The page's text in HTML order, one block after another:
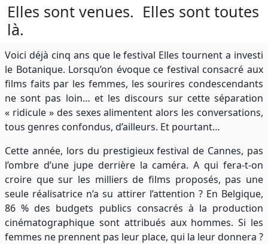
Elles sont venues. Elles sont toutes
là.
Voici déjà cinq ans que le festival Elles tournent a investi
le Botanique. Lorsqu’on évoque ce festival consacré aux
films faits par les femmes, les sourires condescendants
ne sont pas loin… et les discours sur cette séparation
« ridicule » des sexes alimentent alors les conversations,
tous genres confondus, d’ailleurs. Et pourtant…
Cette année, lors du prestigieux festival de Cannes, pas
l’ombre d’une jupe derrière la caméra. A qui fera-t-on
croire que sur les milliers de films proposés, pas une
seule réalisatrice n’a su attirer l’attention ? En Belgique,
86 % des budgets publics consacrés à la production
cinématographique sont attribués aux hommes. Si les
femmes ne prennent pas leur place, qui la leur donnera ?